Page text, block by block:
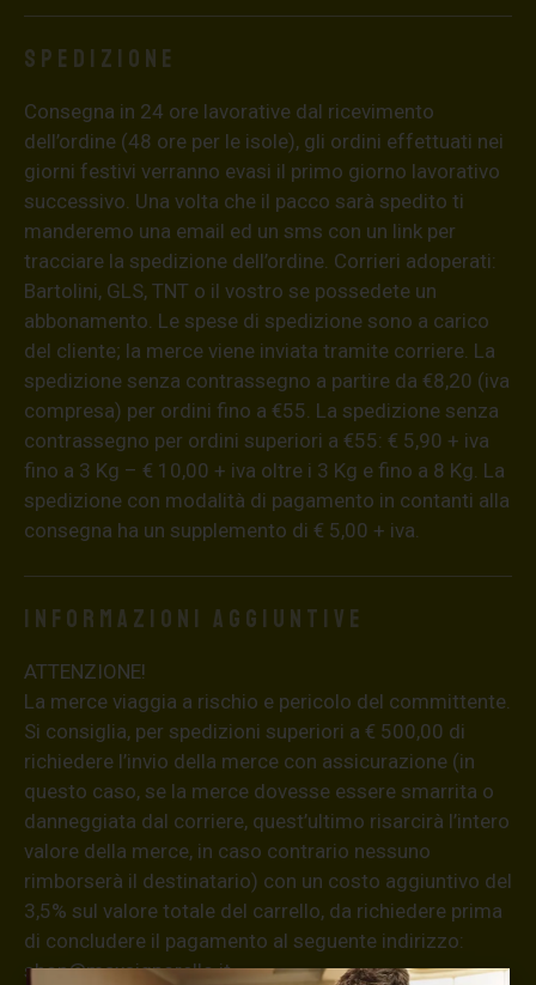
Spedizione
Consegna in 24 ore lavorative dal ricevimento
dell’ordine (48 ore per le isole), gli ordini effettuati nei
giorni festivi verranno evasi il primo giorno lavorativo
successivo. Una volta che il pacco sarà spedito ti
manderemo una email ed un sms con un link per
tracciare la spedizione dell’ordine. Corrieri adoperati:
Bartolini, GLS, TNT o il vostro se possedete un
abbonamento. Le spese di spedizione sono a carico
del cliente; la merce viene inviata tramite corriere. La
spedizione senza contrassegno a partire da €8,20 (iva
compresa) per ordini fino a €55. La spedizione senza
contrassegno per ordini superiori a €55: € 5,90 + iva
fino a 3 Kg – € 10,00 + iva oltre i 3 Kg e fino a 8 Kg. La
spedizione con modalità di pagamento in contanti alla
consegna ha un supplemento di € 5,00 + iva.
Informazioni aggiuntive
ATTENZIONE!
La merce viaggia a rischio e pericolo del committente.
Si consiglia, per spedizioni superiori a € 500,00 di
richiedere l’invio della merce con assicurazione (in
questo caso, se la merce dovesse essere smarrita o
danneggiata dal corriere, quest’ultimo risarcirà l’intero
valore della merce, in caso contrario nessuno
rimborserà il destinatario) con un costo aggiuntivo del
3,5% sul valore totale del carrello, da richiedere prima
di concludere il pagamento al seguente indirizzo:
shop@maxsignorello.it.